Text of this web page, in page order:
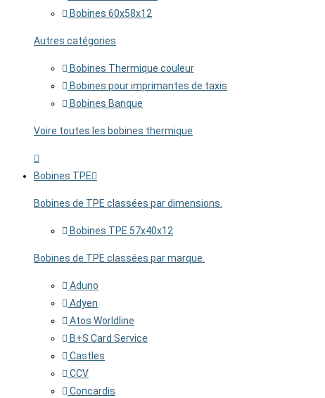
Bobines 60x58x12
Autres catégories
Bobines Thermique couleur
Bobines pour imprimantes de taxis
Bobines Banque
Voire toutes les bobines thermique
Bobines TPE
Bobines de TPE classées par dimensions.
Bobines TPE 57x40x12
Bobines de TPE classées par marque.
Aduno
Adyen
Atos Worldline
B+S Card Service
Castles
CCV
Concardis